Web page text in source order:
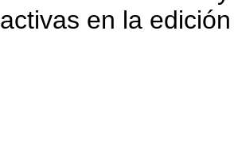
activas en la